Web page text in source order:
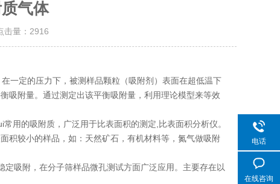
气体
量： 2916
一定的压力下，被测样品颗粒（吸附剂）表面在超低温下
吸附量。通过测定出该平衡吸附量，利用理论模型来等效
用的吸附质，广泛用于比表面积的测定,比表面积分析仪。
积较小的样品，如：天然矿石，有机材料等，氮气做吸附
吸附，在分子筛样品微孔测试方面广泛应用。主要存在以
电话
在线咨询